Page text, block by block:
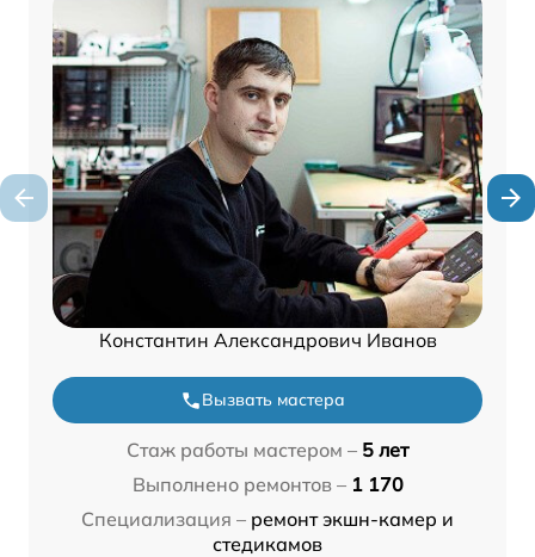
Константин Александрович Иванов
Вызвать мастера
Стаж работы мастером – 5 лет
Выполнено ремонтов – 1 170
Специализация – ремонт экшн-камер и
стедикамов